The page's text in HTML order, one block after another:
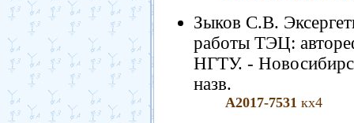
Зыков С.В.
работы ТЭЦ:
НГТУ. -
назв.
А2017-7531 кх4